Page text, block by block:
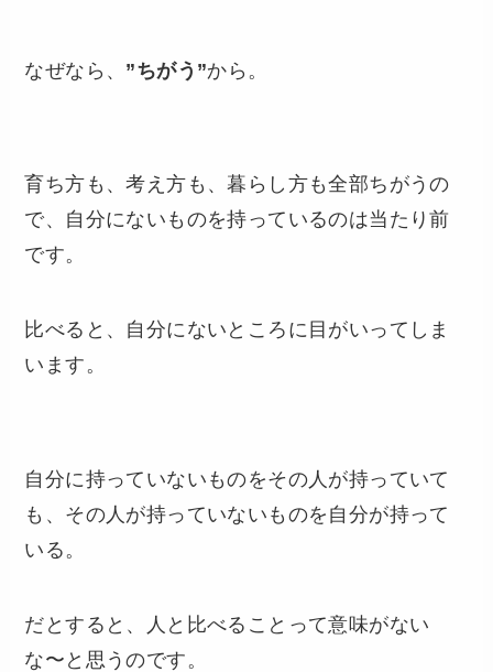
なぜなら、 ”ちがう”から。
育ち方も、考え方も、暮らし方も全部ちがうの
で、自分にないものを持っているのは当たり前
です。
比べると、自分にないところに目がいってしま
います。
自分に持っていないものをその人が持っていて
も、その人が持っていないものを自分が持って
いる。
だとすると、人と比べることって意味がない
な〜と思うのです。